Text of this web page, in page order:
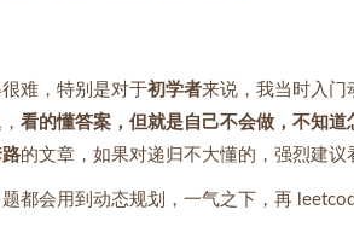
难，特别是对于初学者来说，我当时入门
看的懂答案，但就是自己不会做，不知道
的文章，如果对递归不大懂的，强烈建议
都会用到动态规划，一气之下，再